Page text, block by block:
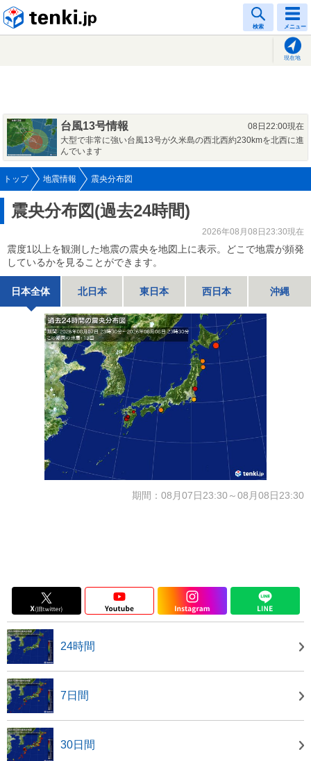
検索 メニュー
現在地
台風13号情報
08日22:00現在
大型で非常に強い台風13号が久米島の西北西約230kmを北西に進
んでいます
トップ 地震情報 震央分布図
震央分布図(過去24時間)
2026年08月08日23:30現在
震度1以上を観測した地震の震央を地図上に表示。どこで地震が頻発
しているかを見ることができます。
日本全体 北日本 東日本 西日本 沖縄
期間：08月07日23:30～08月08日23:30
24時間
7日間
30日間